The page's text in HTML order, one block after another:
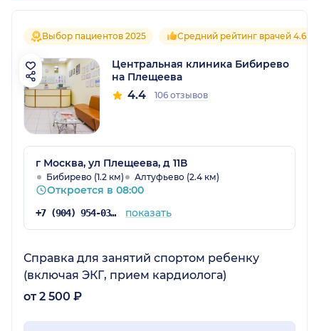
Выбор пациентов 2025 Средний рейтинг врачей 4.6
Центральная клиника Бибирево
на Плещеева
4.4 106 отзывов
г Москва, ул Плещеева, д 11В
Бибирево (1.2 км) Алтуфьево (2.4 км)
Откроется в 08:00
+7 (904) 954-03-63 показать
Справка для занятий спортом ребенку
(включая ЭКГ, прием кардиолога)
от 2 500 ₽